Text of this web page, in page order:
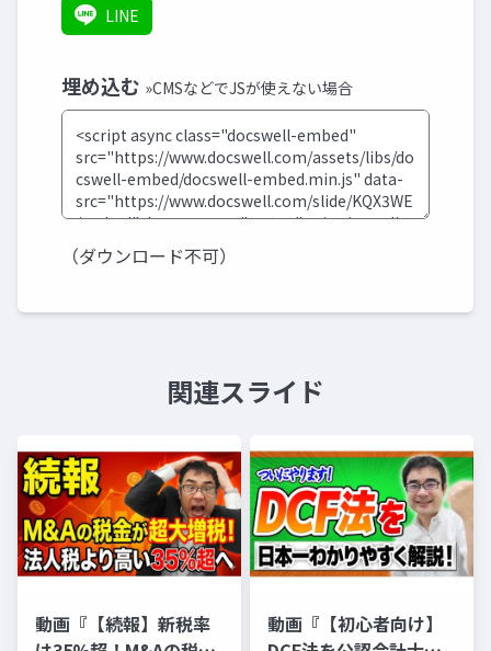
LINE
埋め込む »CMSなどでJSが使えない場合
（ダウンロード不可）
関連スライド
動画『【続報】新税率
動画『【初心者向け】